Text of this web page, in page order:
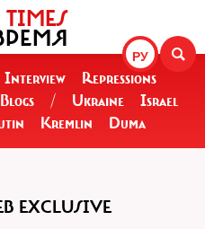
РУ
Interview
Repressions
Blogs / Ukraine
Israel
Kremlin Duma
EXCLUSIVE